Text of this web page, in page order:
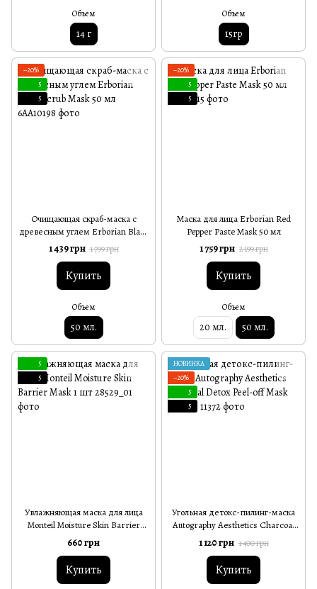
Объем
14 г
Объем
15гр
−20%
5
5
Очищающая скраб-маска с
древесным углем Erborian Black
Scrub Mask 50 мл
1 439 грн 1 799 грн
Купить
Объем
50 мл.
−20%
5
5
Маска для лица Erborian Red
Pepper Paste Mask 50 мл
1 759 грн 2 199 грн
Купить
Объем
20 мл. 50 мл.
5
5
Увлажняющая маска для лица
Monteil Moisture Skin Barrier
Mask 1 шт
660 грн
Купить
НОВИНКА
−20%
5
5
Угольная детокс-пилинг-маска
Autography Aesthetics Charcoal
Detox Peel-off Mask 200 мл
1 120 грн 1 400 грн
Купить